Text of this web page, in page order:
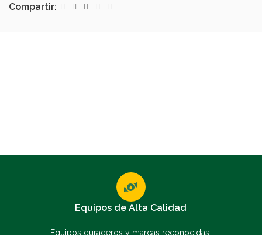
Compartir:
Equipos de Alta Calidad
Equipos duraderos y marcas reconocidas.